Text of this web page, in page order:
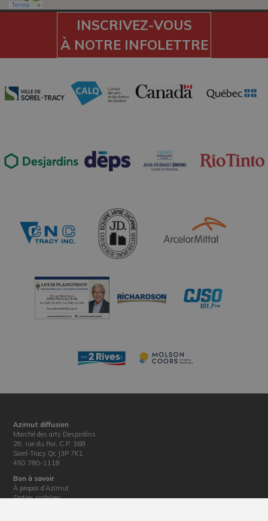
INSCRIVEZ-VOUS
À NOTRE INFOLETTRE
Azimut diffusion
Marché des arts Desjardins
28, rue du Roi, C.P. 368
Sorel-Tracy Qc J3P 7K1
450 780-1118
Bon à savoir
À propos d’Azimut
Sorties scolaires